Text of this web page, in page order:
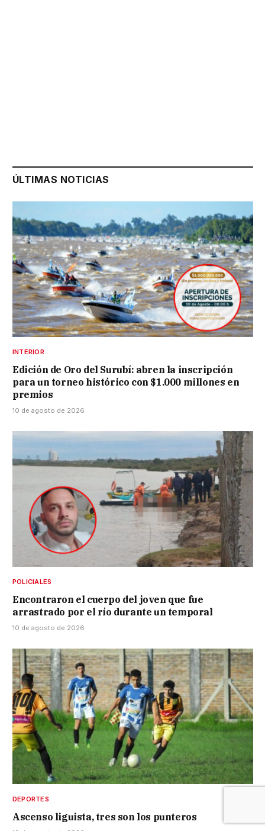
ÚLTIMAS NOTICIAS
INTERIOR
Edición de Oro del Surubí: abren la inscripción
para un torneo histórico con $1.000 millones en
premios
10 de agosto de 2026
POLICIALES
Encontraron el cuerpo del joven que fue
arrastrado por el río durante un temporal
10 de agosto de 2026
DEPORTES
Ascenso liguista, tres son los punteros